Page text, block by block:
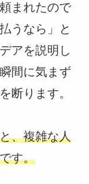
まれたので
うなら」と
アを説明し
間に気まず
断ります。
、複雑な人
す。